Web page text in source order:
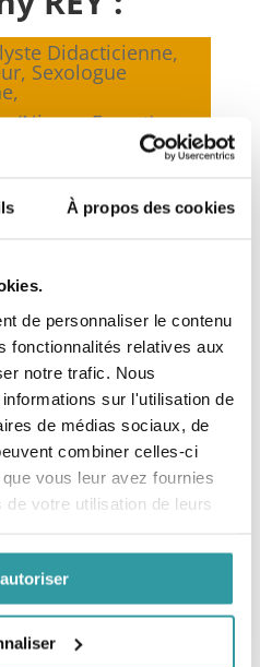
À propos des cookies
de personnaliser le contenu
fonctionnalités relatives aux
notre trafic. Nous
sur l'utilisation de
de médias sociaux, de
combiner celles-ci
vous leur avez fournies
votre utilisation de leurs
Didacticienne,
Sexologue
(Niveau Expert) en
Fédération
de Psychanalyse
Psychothérapie et
Syndicat National
Cliniciens
la Société
Sexologie
Paris.
formations
est inscrit au
lenuméro 0064234.